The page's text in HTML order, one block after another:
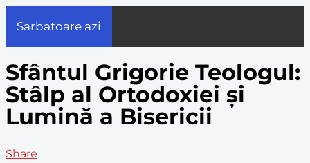
Sarbatoare azi
Sfântul Grigorie Teologul:
Stâlp al Ortodoxiei și
Lumină a Bisericii
Share